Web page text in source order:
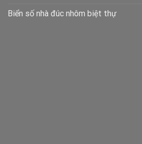
Biển số nhà đúc nhôm biệt thự